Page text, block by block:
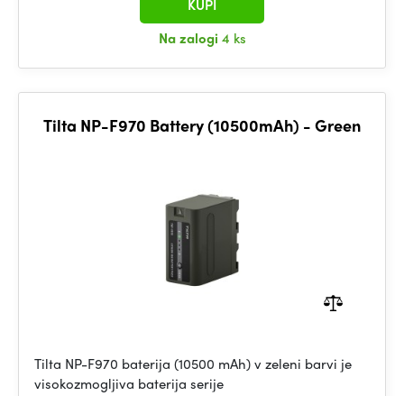
Na zalogi 4 ks
KUPI
Tilta NP-F970 Battery (10500mAh) - Green
Tilta NP-F970 baterija (10500 mAh) v zeleni barvi je
visokozmogljiva baterija serije